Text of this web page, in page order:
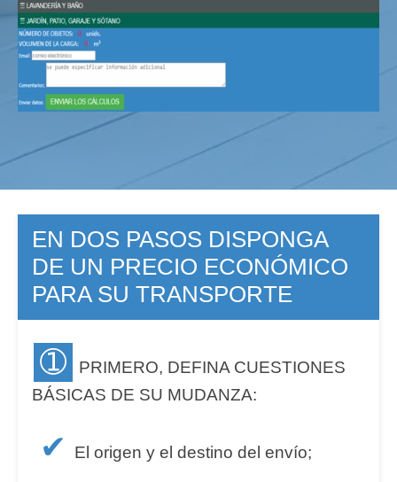
EN DOS PASOS DISPONGA
DE UN PRECIO ECONÓMICO
PARA SU TRANSPORTE
➀
PRIMERO, DEFINA CUESTIONES
BÁSICAS DE SU MUDANZA:
✔ El origen y el destino del envío;